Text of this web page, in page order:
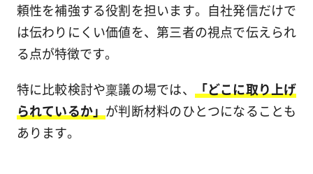
頼性を補強する役割を担います。自社発信だけで
は伝わりにくい価値を、第三者の視点で伝えられ
る点が特徴です。
特に比較検討や稟議の場では、
「どこに取り上げ
られているか」 が判断材料のひとつになることも
あります。